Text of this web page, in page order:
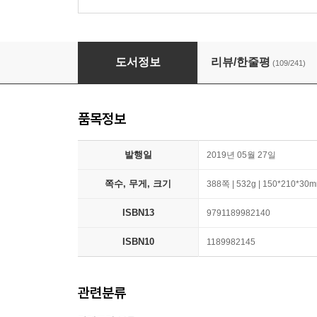
진이, 지니
도서정보 리뷰/한줄평 (109/241)
품목정보
발행일 2019년 05월 27일
쪽수, 무게, 크기 388쪽 | 532g |
ISBN13 9791189982140
ISBN10 1189982145
관련분류